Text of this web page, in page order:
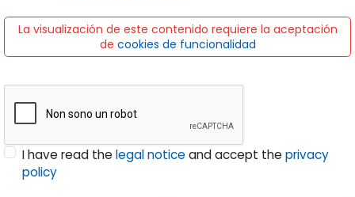
La visualización de este contenido requiere la aceptación
de cookies de funcionalidad
I have read thelegal noticeand accept theprivacy
policy